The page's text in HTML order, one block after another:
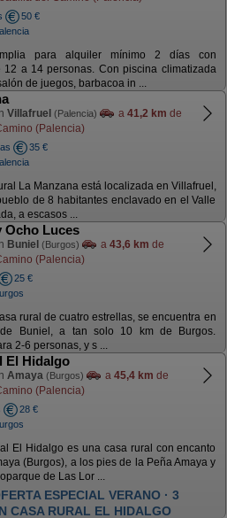
50 €
para alquiler mínimo 2 días con
12 a 14 personas. Con piscina climatizada
de juegos, barbacoa in ...
Villafruel (Palencia) a 41,2 km de
(Palencia)
35 €
La Manzana está localizada en Villafruel,
de 8 habitantes enclavado en el Valle
a escasos ...
Ocho Luces
Buniel (Burgos) a 43,6 km de
(Palencia)
25 €
rural de cuatro estrellas, se encuentra en
Buniel, a tan solo 10 km de Burgos.
2-6 personas, y s ...
El Hidalgo
Amaya (Burgos) a 45,4 km de
(Palencia)
28 €
El Hidalgo es una casa rural con encanto
(Burgos), a los pies de la Peña Amaya y
de Las Lor ...
ESPECIAL VERANO · 3
CASA RURAL EL HIDALGO